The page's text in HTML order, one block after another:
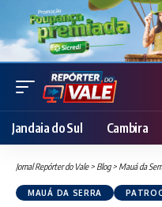
Jandaia do Sul Cambira
Jornal Repórter do Vale> Blog> Mauá da
MAUÁ DA SERRA